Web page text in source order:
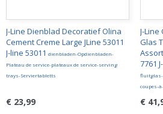
J-Line Dienblad Decoratief Olina
Cement Creme Large JLine 53011
J-line 53011 dienbladen-Opdienbladen-
Plateau de service-plateaux de service-serving
trays-Serviertabletts
€ 23,99
J-
Glas
7761
fluitglas-
coupes-
€